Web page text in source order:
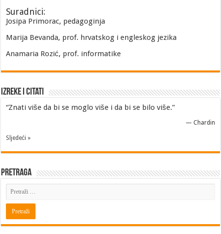
Suradnici:
Josipa Primorac, pedagoginja
Marija Bevanda, prof. hrvatskog i engleskog jezika
Anamaria Rozić, prof. informatike
Izreke i Citati
“Znati više da bi se moglo više i da bi se bilo više.”
— Chardin
Sljedeći »
Pretraga